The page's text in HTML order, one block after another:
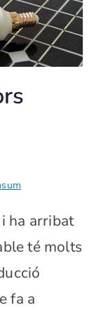
ha arribat
té molts
fa a